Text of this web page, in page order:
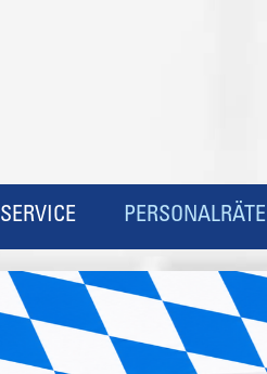
SERVICE PERSONALRÄTE